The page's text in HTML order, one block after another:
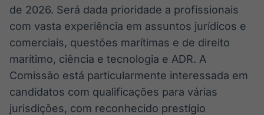
de 2026. Será dada prioridade a profissionais
com vasta experiência em assuntos jurídicos e
comerciais, questões marítimas e de direito
marítimo, ciência e tecnologia e ADR. A
Comissão está particularmente interessada em
candidatos com qualificações para várias
jurisdições, com reconhecido prestígio